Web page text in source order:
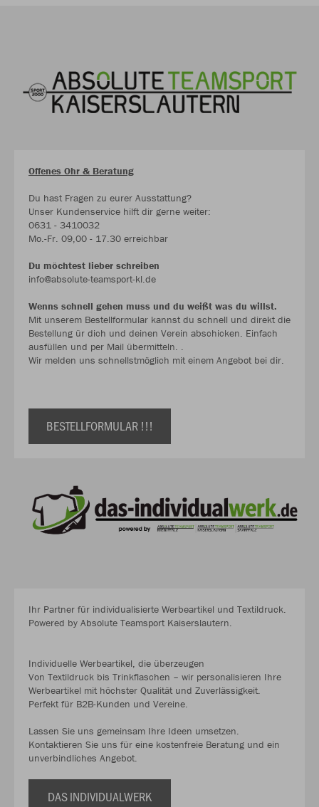
Offenes Ohr & Beratung
Du hast Fragen zu eurer Ausstattung?
Unser Kundenservice hilft dir gerne weiter:
0631 - 3410032
Mo.-Fr. 09,00 - 17.30 erreichbar
Du möchtest lieber schreiben
info@absolute-teamsport-kl.de
Wenns schnell gehen muss und du weißt was du willst.
Mit unserem Bestellformular kannst du schnell und direkt die
Bestellung ür dich und deinen Verein abschicken. Einfach
ausfüllen und per Mail übermitteln. .
Wir melden uns schnellstmöglich mit einem Angebot bei dir.
BESTELLFORMULAR !!!
Ihr Partner für individualisierte Werbeartikel und Textildruck.
Powered by Absolute Teamsport Kaiserslautern.
Individuelle Werbeartikel, die überzeugen
Von Textildruck bis Trinkflaschen – wir personalisieren Ihre
Werbeartikel mit höchster Qualität und Zuverlässigkeit.
Perfekt für B2B-Kunden und Vereine.
Lassen Sie uns gemeinsam Ihre Ideen umsetzen.
Kontaktieren Sie uns für eine kostenfreie Beratung und ein
unverbindliches Angebot.
DAS INDIVIDUALWERK